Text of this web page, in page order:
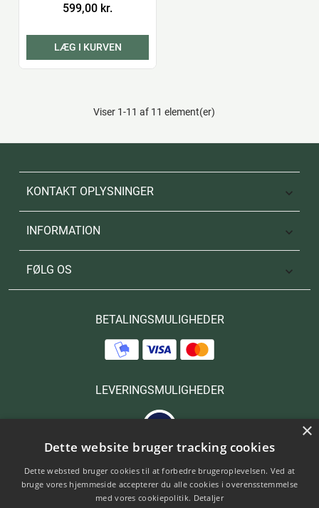
599,00 kr.
LÆG I KURVEN
Viser 1-11 af 11 element(er)
KONTAKT OPLYSNINGER 
INFORMATION 
FØLG OS 
BETALINGSMULIGHEDER
LEVERINGSMULIGHEDER
Dette website bruger tracking cookies
Dette websted bruger cookies til at forbedre brugeroplevelsen. Ved at
bruge vores hjemmeside accepterer du alle cookies i overensstemmelse
med vores cookiepolitik. Detaljer
×